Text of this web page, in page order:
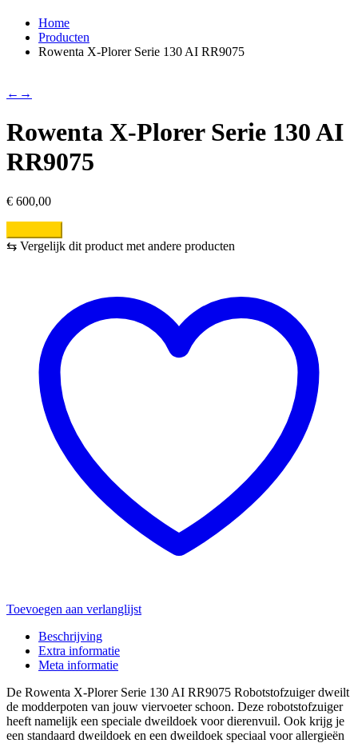
Home
Producten
Rowenta X-Plorer Serie 130 AI RR9075
← →
Rowenta X-Plorer Serie 130 AI
RR9075
€ 600,00
⇆ Vergelijk dit product met andere producten
Toevoegen aan verlanglijst
Beschrijving
Extra informatie
Meta informatie
De Rowenta X-Plorer Serie 130 AI RR9075 Robotstofzuiger dweilt
de modderpoten van jouw viervoeter schoon. Deze robotstofzuiger
heeft namelijk een speciale dweildoek voor dierenvuil. Ook krijg je
een standaard dweildoek en een dweildoek speciaal voor allergieën